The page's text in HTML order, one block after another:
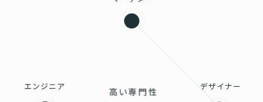
デザイナー
エンジニア
高い専門性